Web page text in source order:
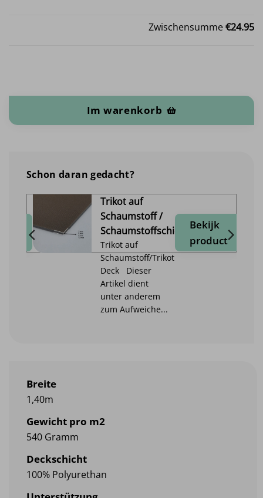
Zwischensumme€24.95
Im warenkorb
Breite
1,40m
Gewicht pro m2
540 Gramm
Deckschicht
100% Polyurethan
Schon daran gedacht?
Trikot auf
Schaumstoff /
Schaumstoffschicht
Trikot auf
Schaumstoff/Trikot
Deck Dieser
Artikel dient
unter anderem
zum Aufweiche...
Bekijk
product